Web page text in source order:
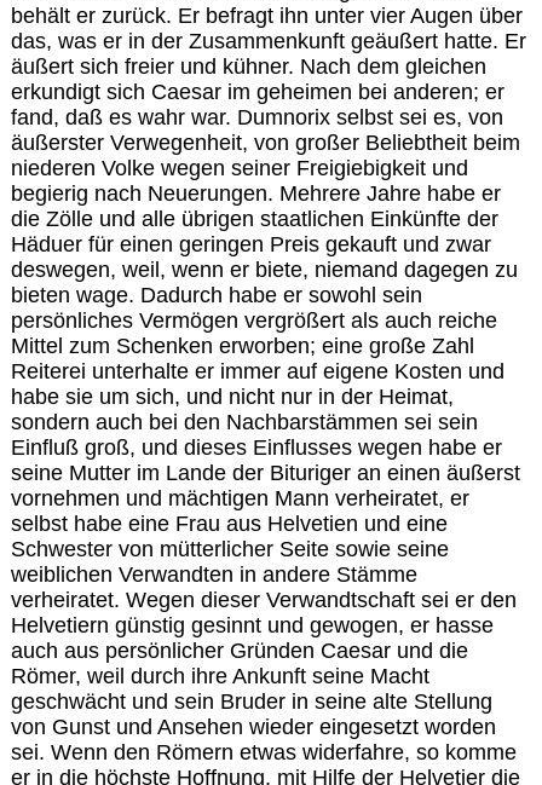
behält er zurück. Er befragt ihn unter vier Augen über
das, was er in der Zusammenkunft geäußert hatte. Er
äußert sich freier und kühner. Nach dem gleichen
erkundigt sich Caesar im geheimen bei anderen; er
fand, daß es wahr war. Dumnorix selbst sei es, von
äußerster Verwegenheit, von großer Beliebtheit beim
niederen Volke wegen seiner Freigiebigkeit und
begierig nach Neuerungen. Mehrere Jahre habe er
die Zölle und alle übrigen staatlichen Einkünfte der
Häduer für einen geringen Preis gekauft und zwar
deswegen, weil, wenn er biete, niemand dagegen zu
bieten wage. Dadurch habe er sowohl sein
persönliches Vermögen vergrößert als auch reiche
Mittel zum Schenken erworben; eine große Zahl
Reiterei unterhalte er immer auf eigene Kosten und
habe sie um sich, und nicht nur in der Heimat,
sondern auch bei den Nachbarstämmen sei sein
Einfluß groß, und dieses Einflusses wegen habe er
seine Mutter im Lande der Bituriger an einen äußerst
vornehmen und mächtigen Mann verheiratet, er
selbst habe eine Frau aus Helvetien und eine
Schwester von mütterlicher Seite sowie seine
weiblichen Verwandten in andere Stämme
verheiratet. Wegen dieser Verwandtschaft sei er den
Helvetiern günstig gesinnt und gewogen, er hasse
auch aus persönlicher Gründen Caesar und die
Römer, weil durch ihre Ankunft seine Macht
geschwächt und sein Bruder in seine alte Stellung
von Gunst und Ansehen wieder eingesetzt worden
sei. Wenn den Römern etwas widerfahre, so komme
er in die höchste Hoffnung, mit Hilfe der Helvetier die